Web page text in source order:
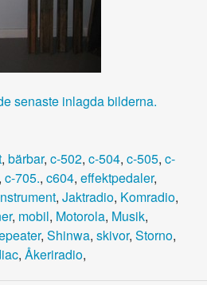
senaste inlagda bilderna.
, bärbar, c-502, c-504, c-505, c-
, c-705., c604, effektpedaler,
, Jaktradio, Komradio,
, mobil, Motorola, Musik,
, Shinwa, skivor, Storno,
, Åkeriradio,